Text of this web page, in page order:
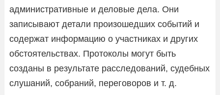
административные и деловые дела. Они
записывают детали произошедших событий и
содержат информацию о участниках и других
обстоятельствах. Протоколы могут быть
созданы в результате расследований, судебных
слушаний, собраний, переговоров и т. д.